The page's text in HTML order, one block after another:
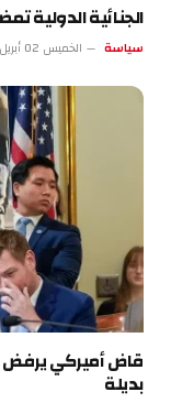
الجنائية الدولية
سياسة الخميس 02 أبريل 3:14 م
قاض أميركي يرفض
بديلة